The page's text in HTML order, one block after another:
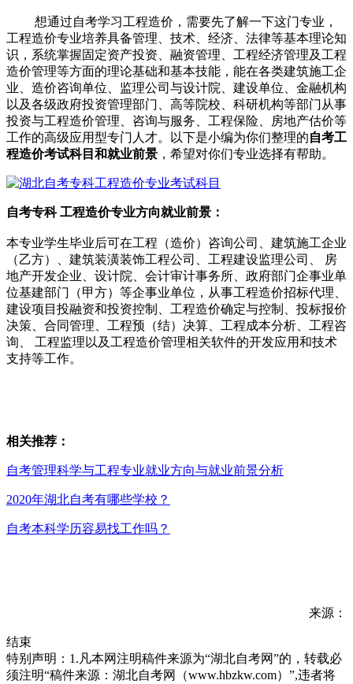
想通过自考学习工程造价，需要先了解一下这门专业，
工程造价专业培养具备管理、技术、经济、法律等基本理论知
识，系统掌握固定资产投资、融资管理、工程经济管理及工程
造价管理等方面的理论基础和基本技能，能在各类建筑施工企
业、造价咨询单位、监理公司与设计院、建设单位、金融机构
以及各级政府投资管理部门、高等院校、科研机构等部门从事
投资与工程造价管理、咨询与服务、工程保险、房地产估价等
工作的高级应用型专门人才。以下是小编为你们整理的自考工
程造价考试科目和就业前景 ，希望对你们专业选择有帮助。
自考专科工程造价专业方向就业前景：
本专业学生毕业后可在工程（造价）咨询公司、建筑施工企业
（乙方）、建筑装潢装饰工程公司、工程建设监理公司、 房
地产开发企业、设计院、会计审计事务所、政府部门企事业单
位基建部门（甲方）等企事业单位，从事工程造价招标代理、
建设项目投融资和投资控制、工程造价确定与控制、投标报价
决策、合同管理、工程预（结）决算、工程成本分析、工程咨
询、 工程监理以及工程造价管理相关软件的开发应用和技术
支持等工作。
相关推荐：
自考管理科学与工程专业就业方向与就业前景分析
2020年湖北自考有哪些学校？
自考本科学历容易找工作吗？
来源：
结束
特别声明：1.凡本网注明稿件来源为“湖北自考网”的，转载必
须注明“稿件来源：湖北自考网（www.hbzkw.com）”,违者将